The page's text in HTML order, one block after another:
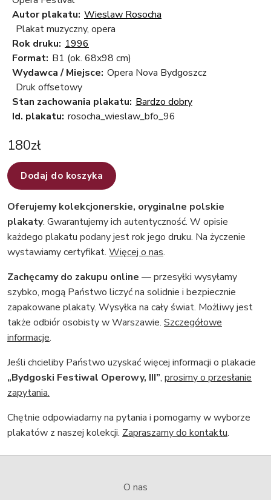
Autor plakatu: Wieslaw Rosocha
Plakat muzyczny, opera
Rok druku: 1996
Format: B1 (ok. 68x98 cm)
Wydawca / Miejsce: Opera Nova Bydgoszcz
Druk offsetowy
Stan zachowania plakatu: Bardzo dobry
Id. plakatu: rosocha_wieslaw_bfo_96
180zł
Dodaj do koszyka
Oferujemy kolekcjonerskie, oryginalne polskie
plakaty. Gwarantujemy ich autentyczność. W opisie
każdego plakatu podany jest rok jego druku. Na życzenie
wystawiamy certyfikat. Więcej o nas.
Zachęcamy do zakupu online — przesyłki wysyłamy
szybko, mogą Państwo liczyć na solidnie i bezpiecznie
zapakowane plakaty. Wysyłka na cały świat. Możliwy jest
także odbiór osobisty w Warszawie. Szczegółowe
informacje.
Jeśli chcieliby Państwo uzyskać więcej informacji o plakacie
„Bydgoski Festiwal Operowy, III”, prosimy o przesłanie
zapytania.
Chętnie odpowiadamy na pytania i pomogamy w wyborze
plakatów z naszej kolekcji. Zapraszamy do kontaktu.
O nas